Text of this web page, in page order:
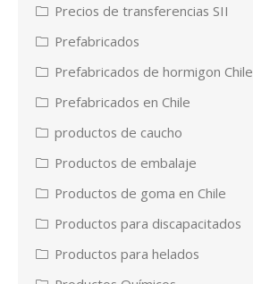
Precios de transferencias SII
Prefabricados
Prefabricados de hormigon Chile
Prefabricados en Chile
productos de caucho
Productos de embalaje
Productos de goma en Chile
Productos para discapacitados
Productos para helados